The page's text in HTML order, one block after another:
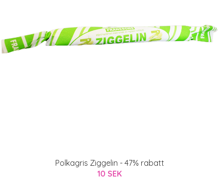
Polkagris Ziggelin - 47% rabatt
10 SEK